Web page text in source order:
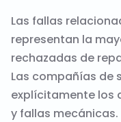
Las fallas
representan la
rechazadas de
Las compañías de
explícitamente los
y fallas mecánicas.